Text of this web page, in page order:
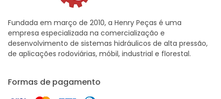
Fundada em março de 2010, a Henry Peças é uma
empresa especializada na comercialização e
desenvolvimento de sistemas hidráulicos de alta pressão,
de aplicações rodoviárias, móbil, industrial e florestal.
Formas de pagamento